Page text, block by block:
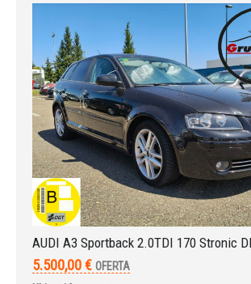
AUDI A3 Sportback 2.0TDI 170 Stronic
5.500,00 € OFERTA